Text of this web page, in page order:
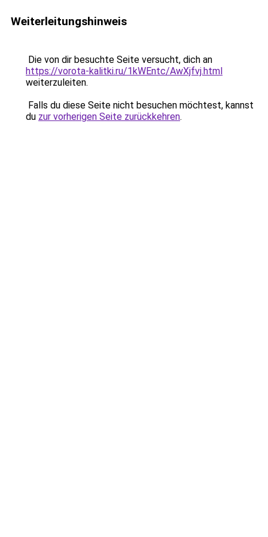
Weiterleitungshinweis
Die von dir besuchte Seite versucht, dich an
https://vorota-kalitki.ru/1kWEntc/AwXjfvj.html
weiterzuleiten.
Falls du diese Seite nicht besuchen möchtest, kannst
du zur vorherigen Seite zurückkehren.